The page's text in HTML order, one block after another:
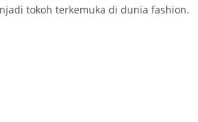
tokoh terkemuka di dunia fashion.